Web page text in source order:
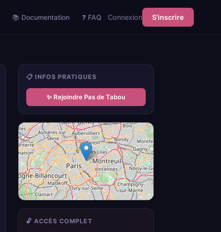
📚 Documentation ❓ FAQ Connexion S'inscrire
📋 INFOS PRATIQUES
✨ Rejoindre Pas de Tabou
🔓 ACCÈS COMPLET